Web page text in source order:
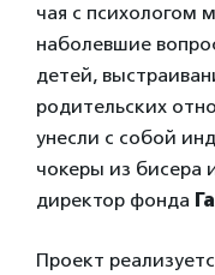
чая с психологом
наболевшие
детей,
родительских
унесли с собой
чокеры из бисера
директор фонда
Проект